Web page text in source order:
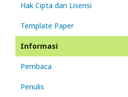
Hak Cipta dan Lisensi
Template Paper
Informasi
Pembaca
Penulis